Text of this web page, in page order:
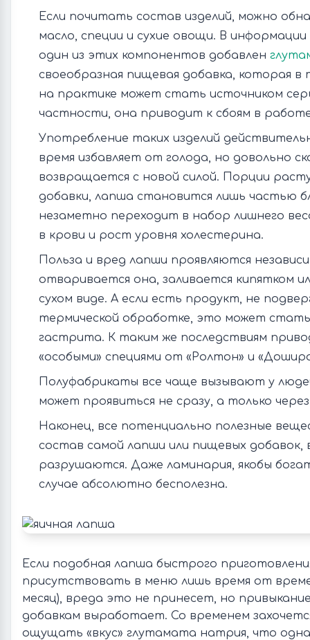
Если почитать состав изделий, можно
масло, специи и сухие овощи. В информации
один из этих компонентов добавлен
своеобразная пищевая добавка, которая в
на практике может стать источником
частности, она приводит к сбоям в
Употребление таких изделий
время избавляет от голода, но довольно
возвращается с новой силой. Порции
добавки, лапша становится лишь частью
незаметно переходит в набор лишнего
в крови и рост уровня холестерина.
Польза и вред лапши проявляются
отваривается она, заливается кипятком
сухом виде. А если есть продукт, не
термической обработке, это может
гастрита. К таким же последствиям
«особыми» специями от «Ролтон» и
Полуфабрикаты все чаще вызывают у
может проявиться не сразу, а только
Наконец, все потенциально полезные
состав самой лапши или пищевых добавок,
разрушаются. Даже ламинария, якобы
случае абсолютно бесполезна.
Если подобная лапша быстрого
присутствовать в меню лишь время от
месяц), вреда это не принесет, но
добавкам выработает. Со временем
ощущать «вкус» глутамата натрия, что